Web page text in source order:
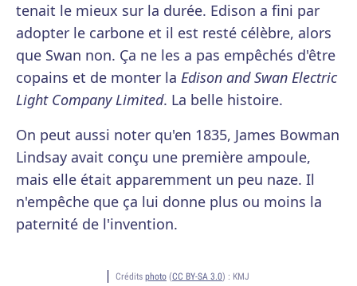
tenait le mieux sur la durée. Edison a fini par
adopter le carbone et il est resté célèbre, alors
que Swan non. Ça ne les a pas empêchés d'être
copains et de monter la Edison and Swan Electric
Light Company Limited. La belle histoire.
On peut aussi noter qu'en 1835, James Bowman
Lindsay avait conçu une première ampoule,
mais elle était apparemment un peu naze. Il
n'empêche que ça lui donne plus ou moins la
paternité de l'invention.
Crédits photo (CC BY-SA 3.0) : KMJ